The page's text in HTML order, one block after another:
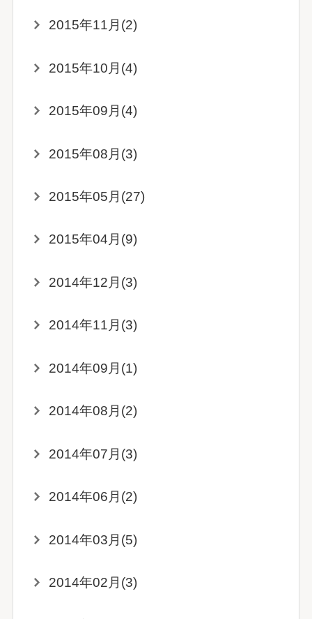
2015年11月(2)
2015年10月(4)
2015年09月(4)
2015年08月(3)
2015年05月(27)
2015年04月(9)
2014年12月(3)
2014年11月(3)
2014年09月(1)
2014年08月(2)
2014年07月(3)
2014年06月(2)
2014年03月(5)
2014年02月(3)